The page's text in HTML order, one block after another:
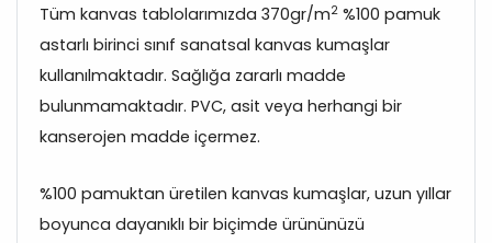
Tüm kanvas tablolarımızda 370gr/m2 %100 pamuk
astarlı birinci sınıf sanatsal kanvas kumaşlar
kullanılmaktadır. Sağlığa zararlı madde
bulunmamaktadır. PVC, asit veya herhangi bir
kanserojen madde içermez.
%100 pamuktan üretilen kanvas kumaşlar, uzun yıllar
boyunca dayanıklı bir biçimde ürününüzü